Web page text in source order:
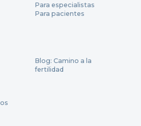
Para especialistas
Para pacientes
Blog: Camino a la
fertilidad